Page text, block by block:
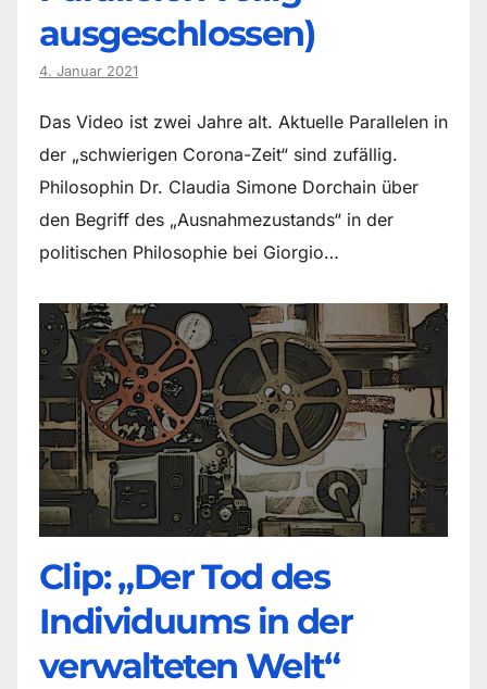
ausgeschlossen)
4. Januar 2021
Das Video ist zwei Jahre alt. Aktuelle Parallelen in
der „schwierigen Corona-Zeit“ sind zufällig.
Philosophin Dr. Claudia Simone Dorchain über
den Begriff des „Ausnahmezustands“ in der
politischen Philosophie bei Giorgio…
Clip: „Der Tod des
Individuums in der
verwalteten Welt“